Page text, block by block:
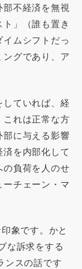
不経済を無視
」（誰も置き
ムシフトだっ
グであり、ア
ていれば、経
れは正常な方
部に与える影響
を内部化して
の負荷を人のせ
チェーン・マ
象です。かと
な訴求をする
ンスの話です